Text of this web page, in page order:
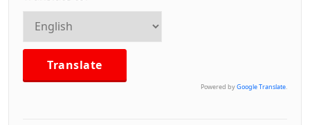
Powered byGoogle Translate.